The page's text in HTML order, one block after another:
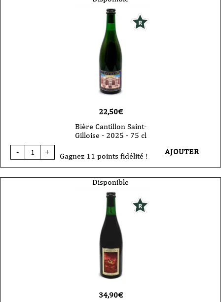
22,50€
Bière Cantillon Saint-
Gilloise - 2025 - 75 cl
-
quantité
de
Saint-
+ Gagnez 11 points fidélité ! AJOUTER
Disponible
34,90€